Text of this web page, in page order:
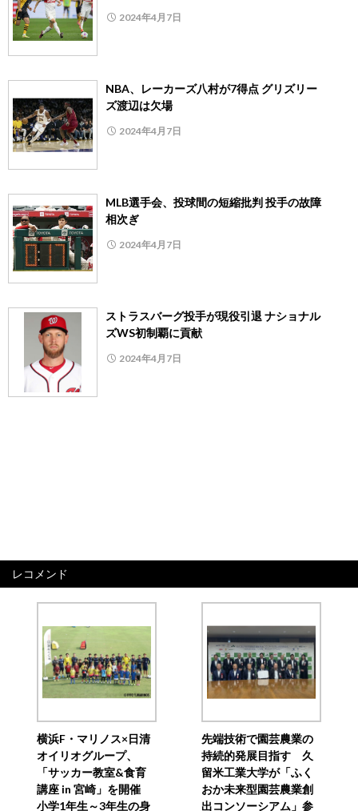
2024年4月7日
NBA、レーカーズ八村が7得点 グリズリー
ズ渡辺は欠場
2024年4月7日
MLB選手会、投球間の短縮批判 投手の故障
相次ぎ
2024年4月7日
ストラスバーグ投手が現役引退 ナショナル
ズWS初制覇に貢献
2024年4月7日
レコメンド
横浜F・マリノス×日清
オイリオグループ、
「サッカー教室&食育
講座 in 宮崎」を開催
小学1年生～3年生の身
先端技術で園芸農業の
持続的発展目指す 久
留米工業大学が「ふく
おか未来型園芸農業創
出コンソーシアム」参